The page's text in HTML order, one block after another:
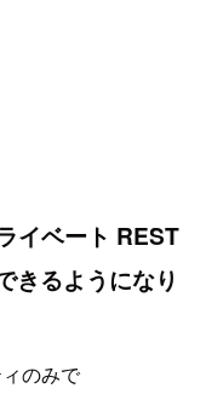
イベート REST
きるようになり
のみで